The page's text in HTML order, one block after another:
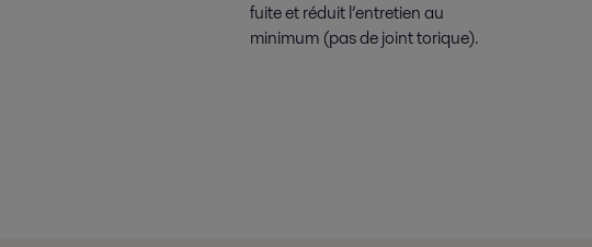
fuite et réduit l’entretien au
minimum (pas de joint torique).